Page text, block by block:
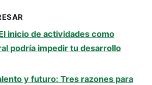
inicio de actividades como
podría impedir tu desarrollo
y futuro: Tres razones para